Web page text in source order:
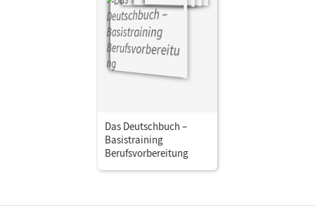
Das Deutschbuch –
Basistraining
Berufsvorbereitung